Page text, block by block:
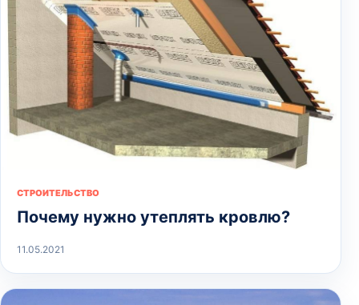
СТРОИТЕЛЬСТВО
Почему нужно утеплять кровлю?
11.05.2021